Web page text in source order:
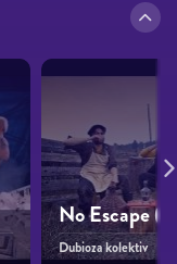
No Escape
Dubioza kolektiv